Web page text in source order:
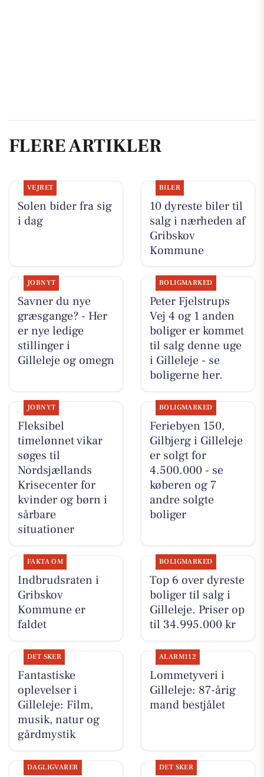
FLERE ARTIKLER
VEJRET
Solen bider fra sig
i dag
BILER
10 dyreste biler til
salg i nærheden af
Gribskov
Kommune
JOBNYT
Savner du nye
græsgange? - Her
er nye ledige
stillinger i
Gilleleje og omegn
BOLIGMARKED
Peter Fjelstrups
Vej 4 og 1 anden
boliger er kommet
til salg denne uge
i Gilleleje - se
boligerne her.
JOBNYT
Fleksibel
timelønnet vikar
søges til
Nordsjællands
Krisecenter for
kvinder og børn i
sårbare
situationer
BOLIGMARKED
Feriebyen 150,
Gilbjerg i Gilleleje
er solgt for
4.500.000 - se
køberen og 7
andre solgte
boliger
FAKTA OM
Indbrudsraten i
Gribskov
Kommune er
faldet
BOLIGMARKED
Top 6 over dyreste
boliger til salg i
Gilleleje. Priser op
til 34.995.000 kr
DET SKER
Fantastiske
oplevelser i
Gilleleje: Film,
musik, natur og
gårdmystik
ALARM112
Lommetyveri i
Gilleleje: 87-årig
mand bestjålet
DAGLIGVARER DET SKER